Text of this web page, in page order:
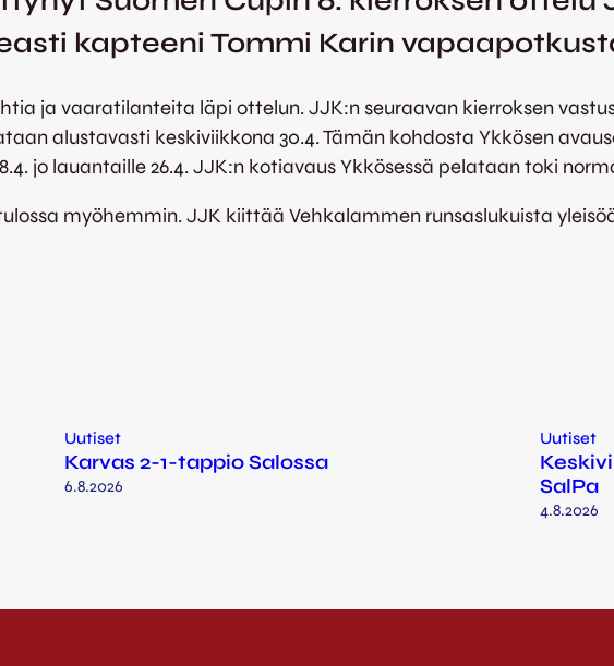
kapteeni Tommi Karin
ja vaaratilanteita läpi ottelun. JJK:n seuraavan kierroksen
alustavasti keskiviikkona 30.4. Tämän kohdosta Ykkösen
jo lauantaille 26.4. JJK:n kotiavaus Ykkösessä pelataan toki
myöhemmin. JJK kiittää Vehkalammen runsaslukuista
Uutiset
Karvas 2-1-tappio Salossa
6.8.2026
Uutiset
SalPa
4.8.2026